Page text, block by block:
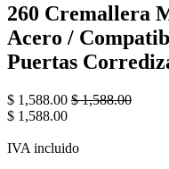
260 Cremallera
Acero /
Puertas
$ 1,588.00 $1,588.00
$ 1,588.00
IVA incluido